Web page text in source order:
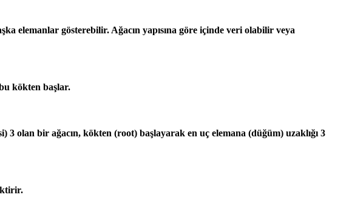
elemanlar gösterebilir. Ağacın yapısına göre içinde veri olabilir veya
kökten başlar.
3 olan bir ağacın, kökten (root) başlayarak en uç elemana (düğüm) uzaklığı 3